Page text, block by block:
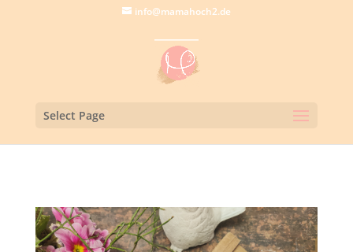
info@mamahoch2.de
Select Page